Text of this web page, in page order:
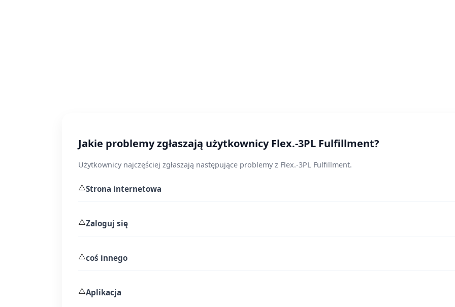
Jakie problemy zgłaszają użytkownicy Flex.-3PL Fulfillment?
Użytkownicy najczęściej zgłaszają następujące problemy z Flex.-3PL Fulfillment.
⚠️Strona internetowa
⚠️Zaloguj się
⚠️coś innego
⚠️Aplikacja